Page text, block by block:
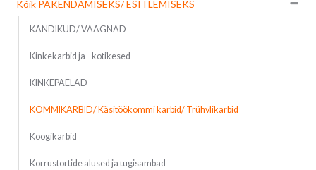
Kõik PAKENDAMISEKS/ ESITLEMISEKS
KANDIKUD/ VAAGNAD
Kinkekarbid ja - kotikesed
KINKEPAELAD
KOMMIKARBID/ Käsitöökommi karbid/ Trühvlikarbid
Koogikarbid
Korrustortide alused ja tugisambad